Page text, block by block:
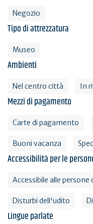
Negozio
Tipo di attrezzatura
Museo
Ambienti
Nel centro città In
Mezzi di pagamento
Carte di pagamento
Buoni vacanza
Accessibilità per le
Accessibile alle
Disturbi dell'udito
Lingue parlate